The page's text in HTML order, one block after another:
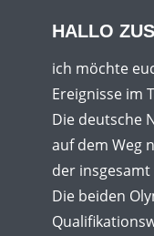
HALLO
ich möchte
Ereignisse im
Die deutsche
auf dem Weg
der
Die beiden